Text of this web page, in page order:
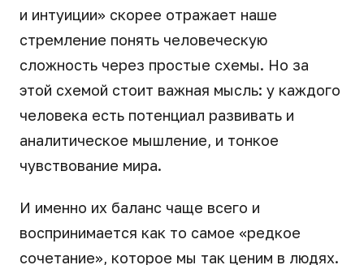
и интуиции» скорее отражает наше
стремление понять человеческую
сложность через простые схемы. Но за
этой схемой стоит важная мысль: у каждого
человека есть потенциал развивать и
аналитическое мышление, и тонкое
чувствование мира.
И именно их баланс чаще всего и
воспринимается как то самое «редкое
сочетание», которое мы так ценим в людях.